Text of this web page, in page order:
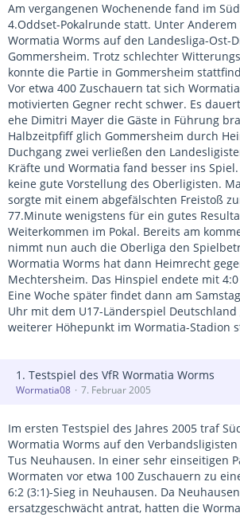
Am vergangenen Wochenende fand im
4.Oddset-Pokalrunde statt. Unter
Wormatia Worms auf den Landesliga-Ost-
Gommersheim. Trotz schlechter
konnte die Partie in Gommersheim
Vor etwa 400 Zuschauern tat sich
motivierten Gegner recht schwer. Es
ehe Dimitri Mayer die Gäste in Führung
Halbzeitpfiff glich Gommersheim durch
Duchgang zwei verließen den
Kräfte und Wormatia fand besser ins
keine gute Vorstellung des Oberligisten.
sorgte mit einem abgefälschten Freistoß
77.Minute wenigstens für ein gutes
Weiterkommen im Pokal. Bereits am
nimmt nun auch die Oberliga den
Wormatia Worms hat dann Heimrecht
Mechtersheim. Das Hinspiel endete mit
Eine Woche später findet dann am
Uhr mit dem U17-Länderspiel
weiterer Höhepunkt im Wormatia-Stadion
1. Testspiel des VfR Wormatia Worms
Wormatia08 7. Februar 2005
Im ersten Testspiel des Jahres 2005 traf
Wormatia Worms auf den
Tus Neuhausen. In einer sehr einseitigen
Wormaten vor etwa 100 Zuschauern zu
6:2 (3:1)-Sieg in Neuhausen. Da
ersatzgeschwächt antrat, hatten die